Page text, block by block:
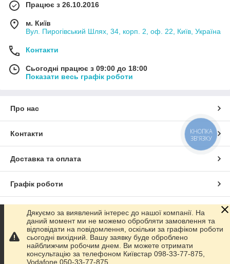
Працює з 26.10.2016
м. Київ
Вул. Пирогівський Шлях, 34, корп. 2, оф. 22, Київ, Україна
Контакти
Сьогодні працює з 09:00 до 18:00
Показати весь графік роботи
Про нас
Контакти
Доставка та оплата
Графік роботи
Повна версія сайту
Сайт створено на маркетплейсіProm.ua
Політика конфіденційності
Дякуємо за виявлений інтерес до нашої компанії. На
даний момент ми не можемо обробляти замовлення та
відповідати на повідомлення, оскільки за графіком роботи
сьогодні вихідний. Вашу заявку буде оброблено
найближчим робочим днем. Ви можете отримати
консультацію за телефоном Київстар 098-33-77-875,
Vodafone 050-33-77-875.
КНОПКА
ЗВ'ЯЗКУ